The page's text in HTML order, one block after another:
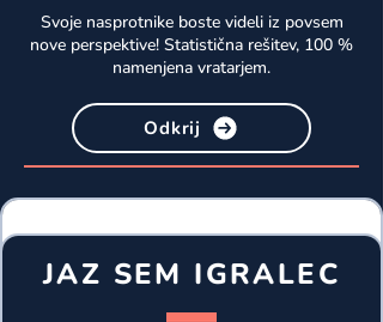
Svoje nasprotnike boste videli iz povsem
nove perspektive! Statistična rešitev, 100 %
namenjena vratarjem.
Odkrij
JAZ SEM IGRALEC